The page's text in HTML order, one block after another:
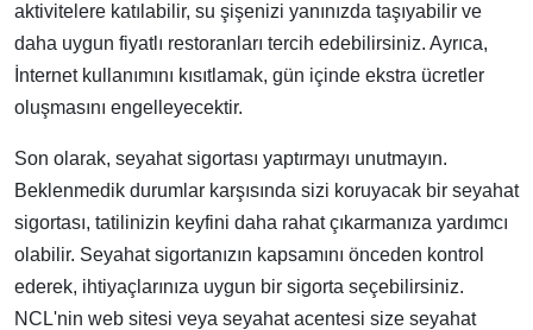
aktivitelere katılabilir, su şişenizi yanınızda taşıyabilir ve
daha uygun fiyatlı restoranları tercih edebilirsiniz. Ayrıca,
İnternet kullanımını kısıtlamak, gün içinde ekstra ücretler
oluşmasını engelleyecektir.
Son olarak, seyahat sigortası yaptırmayı unutmayın.
Beklenmedik durumlar karşısında sizi koruyacak bir seyahat
sigortası, tatilinizin keyfini daha rahat çıkarmanıza yardımcı
olabilir. Seyahat sigortanızın kapsamını önceden kontrol
ederek, ihtiyaçlarınıza uygun bir sigorta seçebilirsiniz.
NCL'nin web sitesi veya seyahat acentesi size seyahat